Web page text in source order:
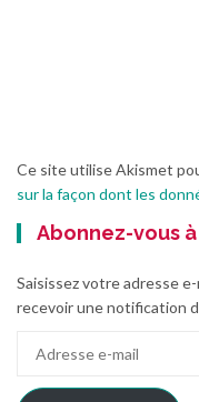
Ce site utilise Akismet
sur la façon dont les
Abonnez-vous
Saisissez votre adresse
recevoir une notification
mail